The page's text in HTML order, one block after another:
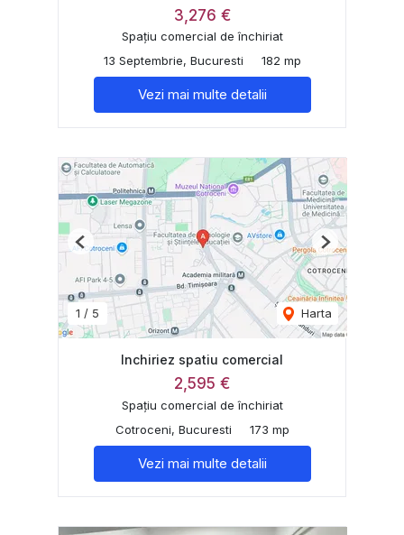
3,276 €
Spațiu comercial de închiriat
13 Septembrie, Bucuresti
182 mp
Vezi mai multe detalii
1 / 5 Harta
Previous Next
Inchiriez spatiu comercial
2,595 €
Spațiu comercial de închiriat
Cotroceni, Bucuresti
173 mp
Vezi mai multe detalii